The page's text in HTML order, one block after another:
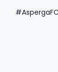
#AspergaFC